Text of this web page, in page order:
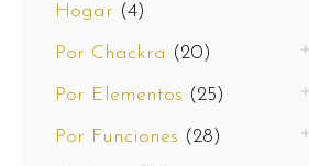
Hogar (4)
Por Chackra (20)
Por Elementos (25)
Por Funciones (28)